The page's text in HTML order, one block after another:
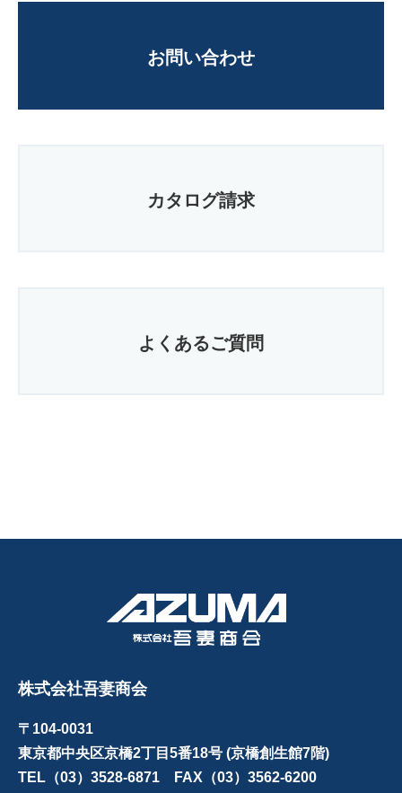
お問い合わせ
カタログ請求
よくあるご質問
株式会社吾妻商会
〒104-0031
東京都中央区京橋2丁目5番18号 (京橋創生館7階)
TEL（03）3528-6871 FAX（03）3562-6200